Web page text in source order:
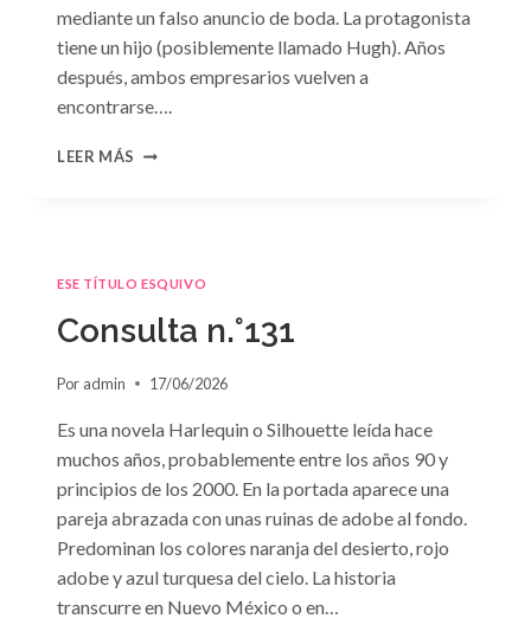
mediante un falso anuncio de boda. La protagonista
tiene un hijo (posiblemente llamado Hugh). Años
después, ambos empresarios vuelven a
encontrarse….
LEER MÁS CONSULTA
ESE TÍTULO ESQUIVO
Consulta n.°131
Por admin 17/06/2026
Es una novela Harlequin o Silhouette leída hace
muchos años, probablemente entre los años 90 y
principios de los 2000. En la portada aparece una
pareja abrazada con unas ruinas de adobe al fondo.
Predominan los colores naranja del desierto, rojo
adobe y azul turquesa del cielo. La historia
transcurre en Nuevo México o en…